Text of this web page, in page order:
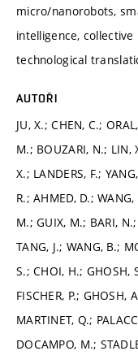
micro/nanorobots,
intelligence,
technological
AUTOŘI
JU, X.; CHEN, C.;
M.; BOUZARI, N.; LIN,
X.; LANDERS, F.;
R.; AHMED, D.;
M.; GUIX, M.; BARI,
TANG, J.; WANG, B.;
S.; CHOI, H.; GHOSH,
FISCHER, P.; GHOSH,
MARTINET, Q.;
DOCAMPO, M.;